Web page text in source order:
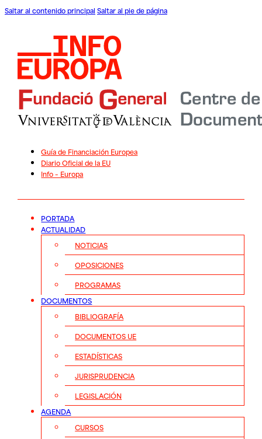
Saltar al contenido principal Saltar al pie de página
Guía de Financiación Europea
Diario Oficial de la EU
Info – Europa
PORTADA
ACTUALIDAD
NOTICIAS
OPOSICIONES
PROGRAMAS
DOCUMENTOS
BIBLIOGRAFÍA
DOCUMENTOS UE
ESTADÍSTICAS
JURISPRUDENCIA
LEGISLACIÓN
AGENDA
CURSOS